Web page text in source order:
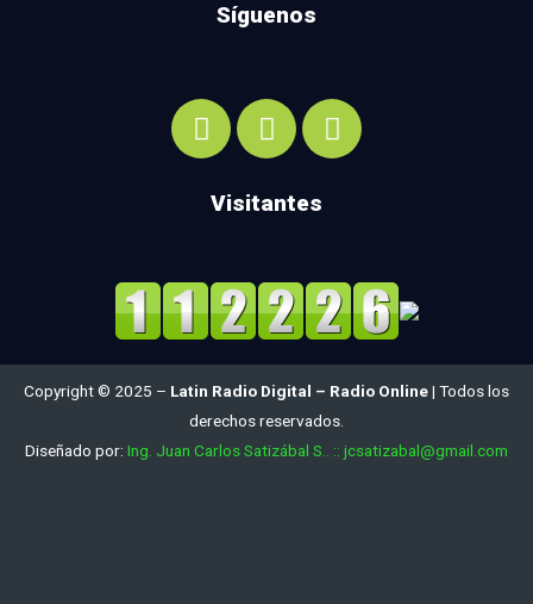
Síguenos
Visitantes
Copyright © 2025 – Latin Radio Digital – Radio Online| Todos los
derechos reservados.
Diseñado por: Ing. Juan Carlos Satizábal S.. :: jcsatizabal@gmail.com